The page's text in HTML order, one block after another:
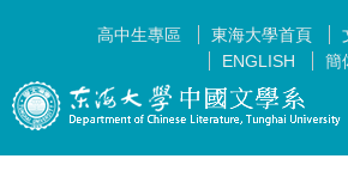
高中生專區 東海大學首頁
ENGLISH
簡